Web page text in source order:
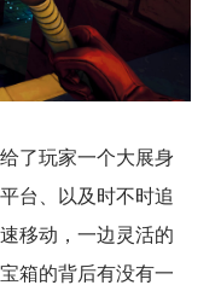
了玩家一个大展身
台、以及时不时追
移动，一边灵活的
箱的背后有没有一